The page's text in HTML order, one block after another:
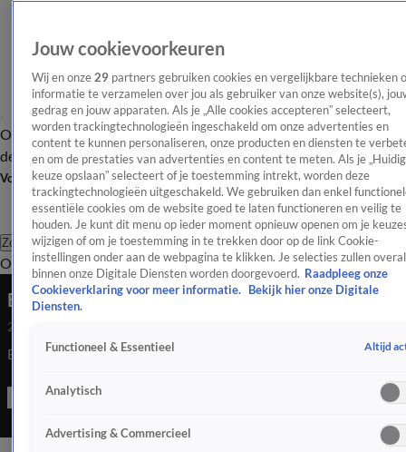
OverzichtAfleveringen Entertainment TV Algemeen
Tip
de redactieNieuwsbrief
Volg Shownieuws
Zoeken
OverzichtEntertainmentSpraakmakendRealityCrimeVideo's
Eigen programma voor Michella en Louisa?
28 feb 2023, 19:16
Eigen programma voor Michella en Louisa?
Jouw cookievoorkeuren
Wij en onze 29 partners gebruiken cookies en vergelijkbare technieken
informatie te verzamelen over jou als gebruiker van onze website(s),
gedrag en jouw apparaten. Als je „Alle cookies accepteren” selecteert,
worden trackingtechnologieën ingeschakeld om onze advertenties en
content te kunnen personaliseren, onze producten en diensten te
en om de prestaties van advertenties en content te meten. Als je
keuze opslaan” selecteert of je toestemming intrekt, worden deze
trackingtechnologieën uitgeschakeld. We gebruiken dan enkel
essentiële cookies om de website goed te laten functioneren en veilig te
houden. Je kunt dit menu op ieder moment opnieuw openen om je
wijzigen of om je toestemming in te trekken door op de link Cookie-
instellingen onder aan de webpagina te klikken. Je selecties zullen overal
binnen onze Digitale Diensten worden doorgevoerd. Raadpleeg onze
Cookieverklaring voor meer informatie.
Bekijk hier onze Digitale
Diensten.
Functioneel & Essentieel Altijd
Analytisch
Advertising & Commercieel